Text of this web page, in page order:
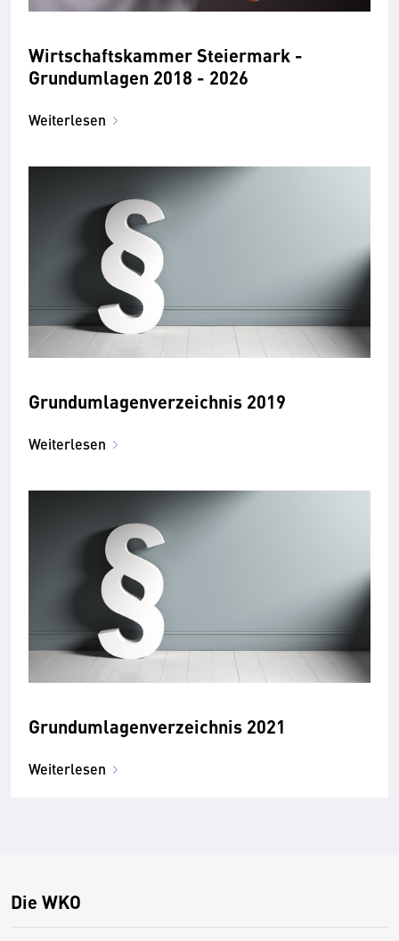
Wirtschaftskammer Steiermark -
Grundumlagen 2018 - 2026
Weiterlesen
Grundumlagenverzeichnis 2019
Weiterlesen
Grundumlagenverzeichnis 2021
Weiterlesen
Die WKO